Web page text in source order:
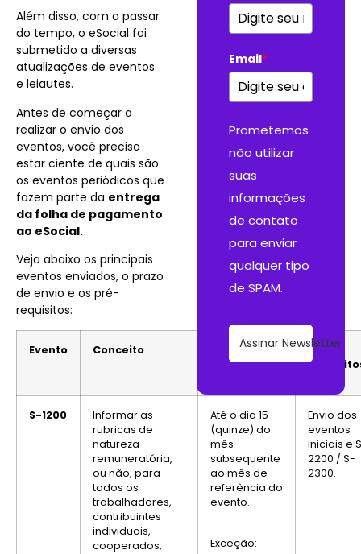
Além disso, com o passar
do tempo, o eSocial foi
submetido a diversas
atualizações de eventos
e leiautes.
Antes de começar a
realizar o envio dos
eventos, você precisa
estar ciente de quais são
os eventos periódicos que
fazem parte da entrega
da folha de pagamento
ao eSocial.
Veja abaixo os principais
eventos enviados, o prazo
de envio e os pré-
requisitos:
Evento Conceito
Prazo de
envio
Pré-
S-1200
Informar as
rubricas de
natureza
remuneratória,
ou não, para
todos os
trabalhadores,
contribuintes
individuais,
cooperados,
Até o dia 15
(quinze) do
mês
subsequente
ao mês de
referência do
evento.
Exceção:
Envio dos
eventos
iniciais e
2200 / S-
2300.
Email*
Prometemos
não utilizar
suas
informações
de contato
para enviar
qualquer tipo
de SPAM.
Assinar Newsletter